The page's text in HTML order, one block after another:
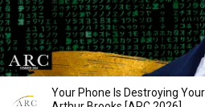
Your Phone Is Destroying